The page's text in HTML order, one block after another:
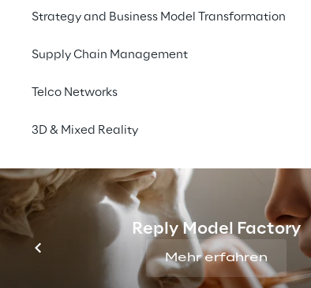
Strategy and Business Model Transformation
Supply Chain Management
Telco Networks
3D & Mixed Reality
Reply Model Factory
Mehr erfahren
Lassen Sie sich von Roboverse Reply
Deutschlandweit